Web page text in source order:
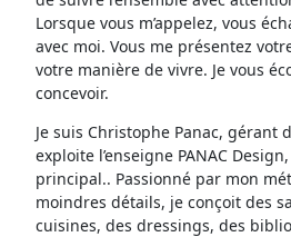
Lorsque vous m’appelez, vous
avec moi. Vous me présentez
votre manière de vivre. Je vous
concevoir.
Je suis Christophe Panac, gérant
exploite l’enseigne PANAC
principal.. Passionné par mon
moindres détails, je conçoit des
cuisines, des dressings, des